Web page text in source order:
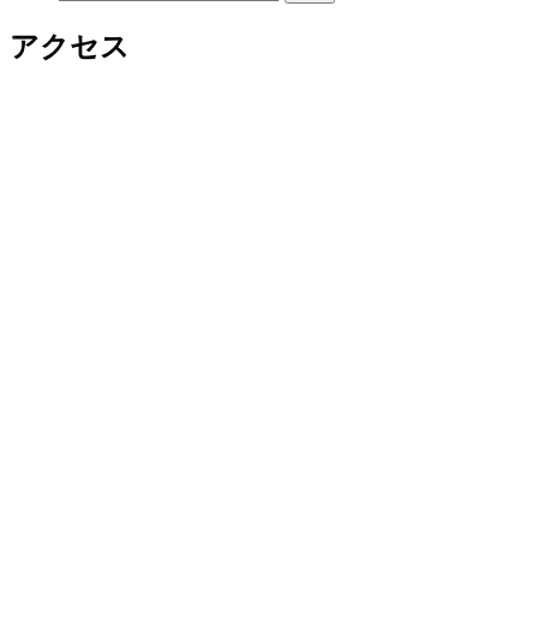
アクセス